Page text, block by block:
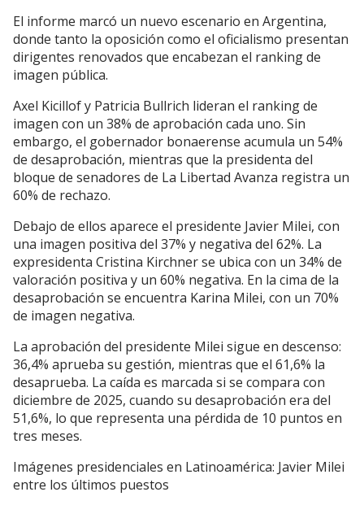
El informe marcó un nuevo escenario en Argentina,
donde tanto la oposición como el oficialismo presentan
dirigentes renovados que encabezan el ranking de
imagen pública.
Axel Kicillof y Patricia Bullrich lideran el ranking de
imagen con un 38% de aprobación cada uno. Sin
embargo, el gobernador bonaerense acumula un 54%
de desaprobación, mientras que la presidenta del
bloque de senadores de La Libertad Avanza registra un
60% de rechazo.
Debajo de ellos aparece el presidente Javier Milei, con
una imagen positiva del 37% y negativa del 62%. La
expresidenta Cristina Kirchner se ubica con un 34% de
valoración positiva y un 60% negativa. En la cima de la
desaprobación se encuentra Karina Milei, con un 70%
de imagen negativa.
La aprobación del presidente Milei sigue en descenso:
36,4% aprueba su gestión, mientras que el 61,6% la
desaprueba. La caída es marcada si se compara con
diciembre de 2025, cuando su desaprobación era del
51,6%, lo que representa una pérdida de 10 puntos en
tres meses.
Imágenes presidenciales en Latinoamérica: Javier Milei
entre los últimos puestos